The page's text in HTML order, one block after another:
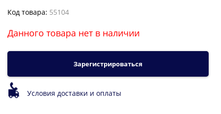
Код товара: 55104
Данного товара нет в наличии
Зарегистрироваться
Условия доставки и оплаты